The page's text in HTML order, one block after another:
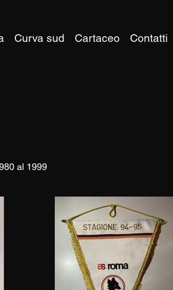
Curva sud Cartaceo Contatti
al 1999